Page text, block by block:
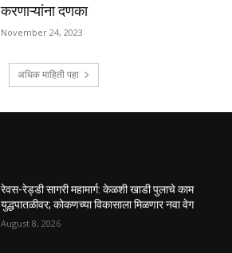
रेवस-रेड्डी सागरी महामार्ग: केळशी खाडी पुलाचे काम
युद्धपातळीवर; कोकणच्या विकासाला मिळणार नवा वेग
August 8, 2026